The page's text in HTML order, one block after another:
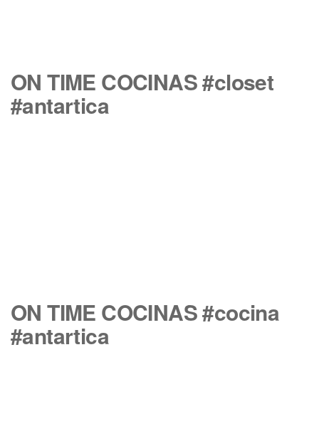
ON TIME COCINAS #closet
#antartica
ON TIME COCINAS #cocina
#antartica